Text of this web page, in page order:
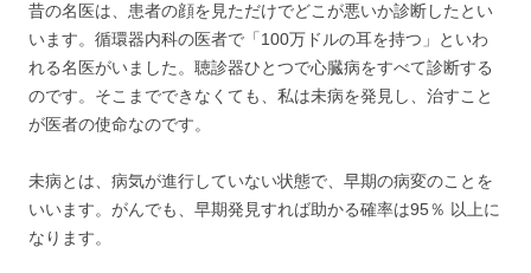
昔の名医は、患者の顔を見ただけでどこが悪いか診断したとい
います。循環器内科の医者で「100万ドルの耳を持つ」といわ
れる名医がいました。聴診器ひとつで心臓病をすべて診断する
のです。そこまでできなくても、私は未病を発見し、治すこと
が医者の使命なのです。
未病とは、病気が進行していない状態で、早期の病変のことを
いいます。がんでも、早期発見すれば助かる確率は95％ 以上に
なります。